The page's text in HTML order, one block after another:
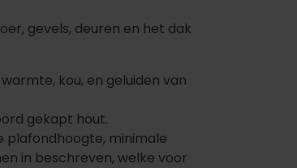
gevels, deuren en het dak
kou, en geluiden van
gekapt hout.
plafondhoogte, minimale
in beschreven, welke voor